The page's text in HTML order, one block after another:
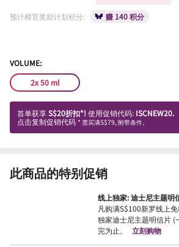
预计樟宜奖励计划积分: 赚 140 积分
VOLUME:
2x 50 ml
首单获享S$20折扣*! 使用促销代码: ISCNEW20.
点击复制促销代码 * 需买满S$79, 附带条件。
此商品的特别促销
线上独家: 迪士尼主题明
凡购满S$100新罗线上
独家迪士尼主题明信片
完为止。
立刻购物